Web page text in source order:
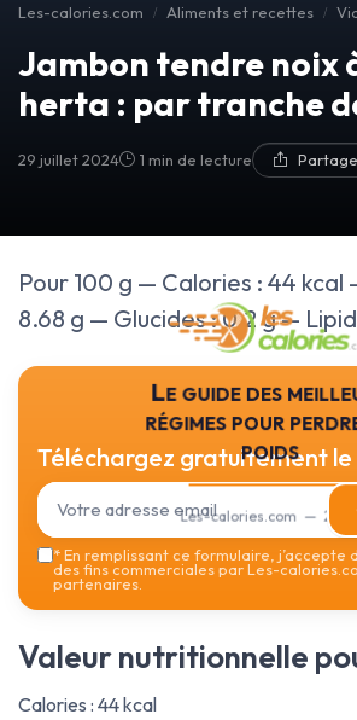
Les-calories.com Aliments et recettes
Jambon tendre noix
herta : par tranche
29 juillet 2024 1 min de lecture
Pour 100 g — Calories : 44 kcal
8.68 g — Glucides : 0.2 g —
Le guide des
régimes pour
poids
Les-calories.com —
Téléchargez gratuitement le
*En remplissant ce formulaire, j’accepte
des fins commerciales par Les-
partenaires.
Valeur nutritionnelle
Calories : 44 kcal